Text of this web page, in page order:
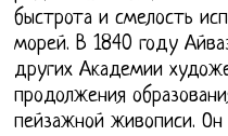
быстрота и смелость
морей. В 1840 году
других Академии
продолжения
пейзажной живописи.